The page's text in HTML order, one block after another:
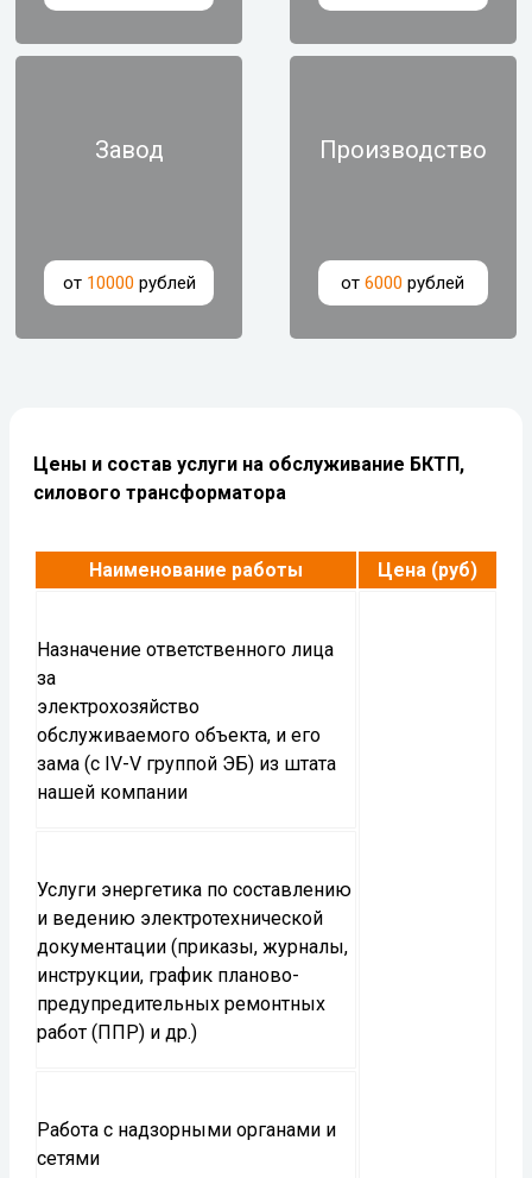
Завод
от 10000 рублей
Производство
от6000 рублей
Цены и состав услуги на обслуживание БКТП,
силового трансформатора
Наименование работы Цена (руб)
Назначение ответственного лица
за
электрохозяйство
обслуживаемого объекта, и его
зама (с IV-V группой ЭБ) из штата
нашей компании
Услуги энергетика по составлению
и ведению электротехнической
документации (приказы, журналы,
инструкции, график планово-
предупредительных ремонтных
работ (ППР) и др.)
Работа с надзорными органами и
сетями